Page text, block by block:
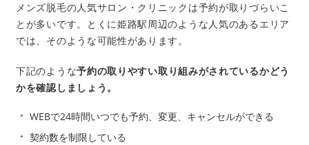
メンズ脱毛の人気サロン・クリニックは予約が取りづらいこ
とが多いです。とくに姫路駅周辺のような人気のあるエリア
では、そのような可能性があります。
下記のような予約の取りやすい取り組みがされているかどう
かを確認しましょう。
WEBで24時間いつでも予約、変更、キャンセルができる
契約数を制限している